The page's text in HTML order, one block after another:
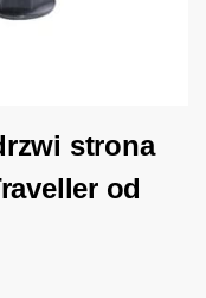
strona
od